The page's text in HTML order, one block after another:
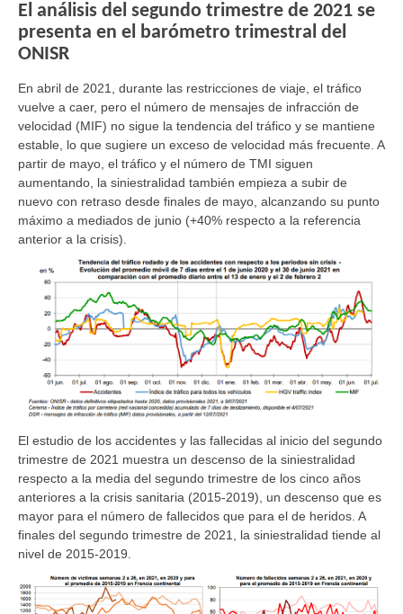
El análisis del segundo trimestre de 2021 se
presenta en el barómetro trimestral del
ONISR
En abril de 2021, durante las restricciones de viaje, el tráfico
vuelve a caer, pero el número de mensajes de infracción de
velocidad (MIF) no sigue la tendencia del tráfico y se mantiene
estable, lo que sugiere un exceso de velocidad más frecuente. A
partir de mayo, el tráfico y el número de TMI siguen
aumentando, la siniestralidad también empieza a subir de
nuevo con retraso desde finales de mayo, alcanzando su punto
máximo a mediados de junio (+40% respecto a la referencia
anterior a la crisis).
El estudio de los accidentes y las fallecidas al inicio del segundo
trimestre de 2021 muestra un descenso de la siniestralidad
respecto a la media del segundo trimestre de los cinco años
anteriores a la crisis sanitaria (2015-2019), un descenso que es
mayor para el número de fallecidos que para el de heridos. A
finales del segundo trimestre de 2021, la siniestralidad tiende al
nivel de 2015-2019.